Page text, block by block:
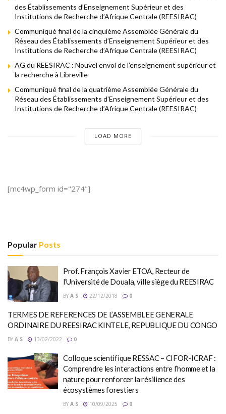
des Établissements d’Enseignement Supérieur et des
Institutions de Recherche d’Afrique Centrale (REESIRAC)
Communiqué final de la cinquième Assemblée Générale du
Réseau des Établissements d’Enseignement Supérieur et des
Institutions de Recherche d’Afrique Centrale (REESIRAC)
AG du REESIRAC : Nouvel envol de l’enseignement supérieur et
la recherche à Libreville
Communiqué final de la quatrième Assemblée Générale du
Réseau des Établissements d’Enseignement Supérieur et des
Institutions de Recherche d’Afrique Centrale (REESIRAC)
LOAD MORE
[mc4wp_form id="274"]
Popular Posts
Prof. François Xavier ETOA, Recteur de
l’Université de Douala, ville siège du REESIRAC
BY A S 22/12/2018 0
TERMES DE REFERENCES DE L’ASSEMBLEE GENERALE
ORDINAIRE DU REESIRAC KINTELE, REPUBLIQUE DU CONGO
BY A S 13/02/2022 0
Colloque scientifique RESSAC – CIFOR-ICRAF :
Comprendre les interactions entre l’homme et la
nature pour renforcer la résilience des
écosystèmes forestiers
BY A S 10/09/2025 0